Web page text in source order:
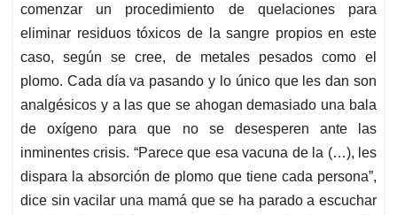
comenzar un procedimiento de quelaciones para
eliminar residuos tóxicos de la sangre propios en este
caso, según se cree, de metales pesados como el
plomo. Cada día va pasando y lo único que les dan son
analgésicos y a las que se ahogan demasiado una bala
de oxígeno para que no se desesperen ante las
inminentes crisis. “Parece que esa vacuna de la (…), les
dispara la absorción de plomo que tiene cada persona”,
dice sin vacilar una mamá que se ha parado a escuchar